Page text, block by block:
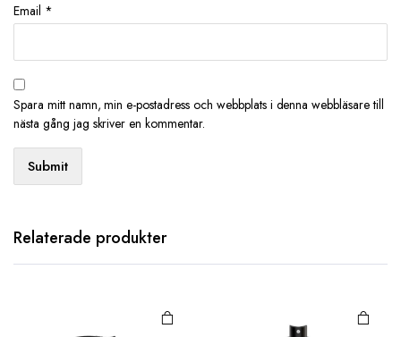
Email *
Spara mitt namn, min e-postadress och webbplats i denna webbläsare till
nästa gång jag skriver en kommentar.
Relaterade produkter